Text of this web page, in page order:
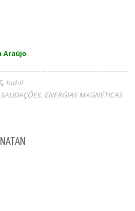
Araújo
Iud-il
ENERGIAS MAGNÉTICAS